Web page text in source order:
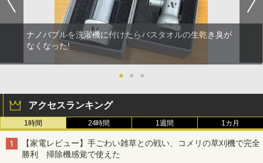
ナノバブルを洗濯機に付けたらバスタオルの生乾き臭が
なくなった!
● ● ●
アクセスランキング
1時間 24時間 1週間 1カ月
【家電レビュー】手ごわい雑草との戦い、コメリの草刈機で完全
勝利 掃除機感覚で使えた